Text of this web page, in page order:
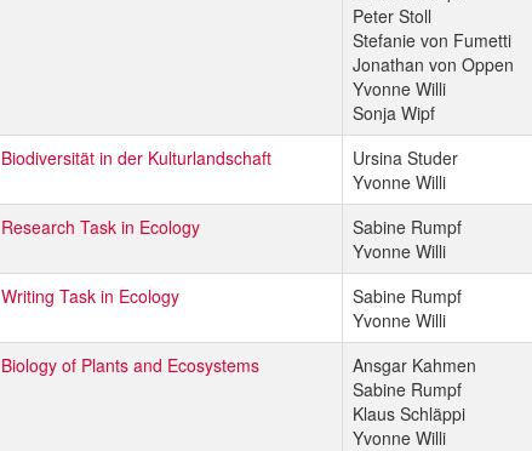
Peter Stoll
Stefanie von Fumetti
Jonathan von Oppen
Yvonne Willi
Sonja Wipf
Biodiversität in der Kulturlandschaft
Ursina Studer
Yvonne Willi
Research Task in Ecology
Sabine Rumpf
Yvonne Willi
Writing Task in Ecology
Sabine Rumpf
Yvonne Willi
Biology of Plants and Ecosystems
Ansgar Kahmen
Sabine Rumpf
Klaus Schläppi
Yvonne Willi